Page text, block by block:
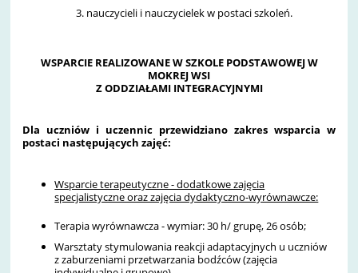
nauczycieli i nauczycielek w postaci szkoleń.
WSPARCIE REALIZOWANE W SZKOLE PODSTAWOWEJ W
MOKREJ WSI
Z ODDZIAŁAMI INTEGRACYJNYMI
Dla uczniów i uczennic przewidziano zakres wsparcia w
postaci następujących zajęć:
Wsparcie terapeutyczne - dodatkowe zajęcia
specjalistyczne oraz zajęcia dydaktyczno-wyrównawcze:
Terapia wyrównawcza - wymiar: 30 h/ grupę, 26 osób;
Warsztaty stymulowania reakcji adaptacyjnych u uczniów
z zaburzeniami przetwarzania bodźców (zajęcia